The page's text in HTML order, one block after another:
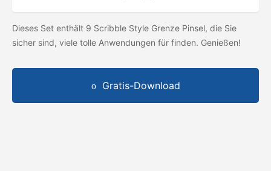
Dieses Set enthält 9 Scribble Style Grenze Pinsel, die Sie
sicher sind, viele tolle Anwendungen für finden. Genießen!
Gratis-Download